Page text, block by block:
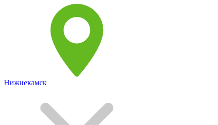
Нижнекамск